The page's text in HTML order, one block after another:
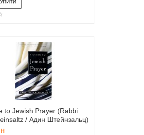
to Jewish Prayer (Rabbi
/ Адин Штейнзальц)